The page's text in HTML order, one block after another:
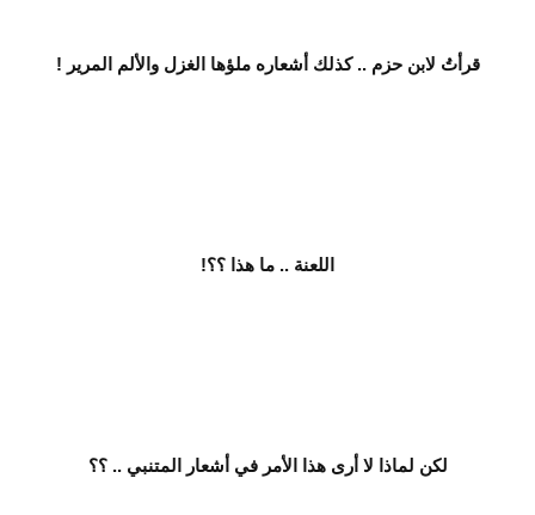
قرأتُ لابن حزم .. كذلك أشعاره ملؤها الغزل والألم المرير !
اللعنة .. ما هذا ؟؟!
لكن لماذا لا أرى هذا الأمر في أشعار المتنبي .. ؟؟